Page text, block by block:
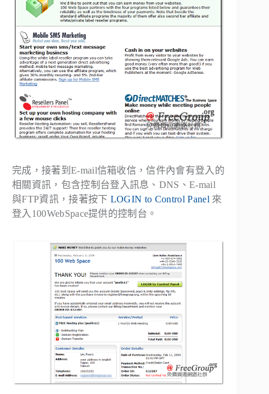
完成，接著到E-mail信箱收信，信件內會有登入的
相關資訊，包含控制台登入訊息、DNS、E-mail
與FTP資訊，接著按下 LOGIN to Control Panel來
登入100WebSpace提供的控制台。